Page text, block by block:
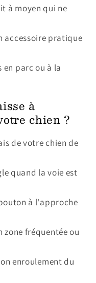
à moyen qui ne
accessoire pratique
parc ou à la
à
chien ?
de votre chien de
quand la voie est
à l'approche
zone fréquentée ou
enroulement du